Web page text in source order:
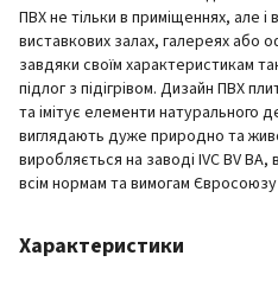
ПВХ не тільки в приміщеннях, але і
виставкових залах, галереях або
завдяки своїм характеристикам
підлог з підігрівом. Дизайн ПВХ
та імітує елементи натурального
виглядають дуже природно та
виробляється на заводі IVC BV BA,
всім нормам та вимогам
Характеристики